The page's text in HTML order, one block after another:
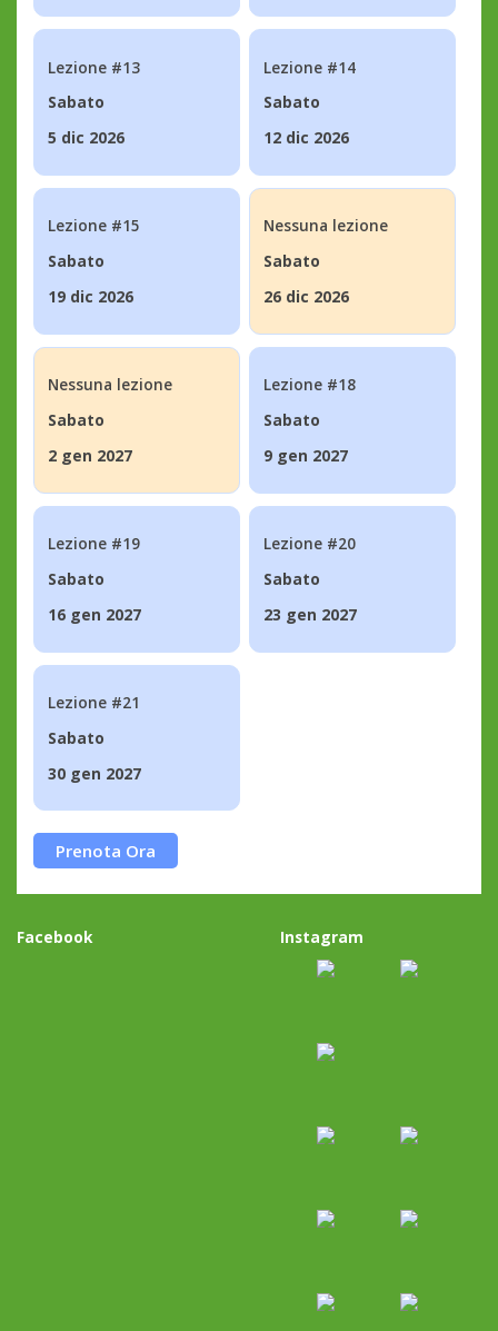
Lezione #13
Sabato
5 dic 2026
Lezione #14
Sabato
12 dic 2026
Lezione #15
Sabato
19 dic 2026
Nessuna lezione
Sabato
26 dic 2026
Nessuna lezione
Sabato
2 gen 2027
Lezione #18
Sabato
9 gen 2027
Lezione #19
Sabato
16 gen 2027
Lezione #20
Sabato
23 gen 2027
Lezione #21
Sabato
30 gen 2027
Prenota Ora
Facebook Instagram